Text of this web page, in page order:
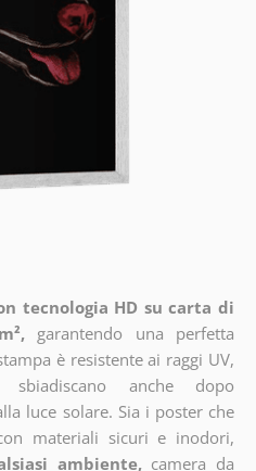
tecnologia HD su carta di
garantendo una perfetta
è resistente ai raggi UV,
anche dopo
luce solare. Sia i poster che
materiali sicuri e inodori,
ambiente, camera da